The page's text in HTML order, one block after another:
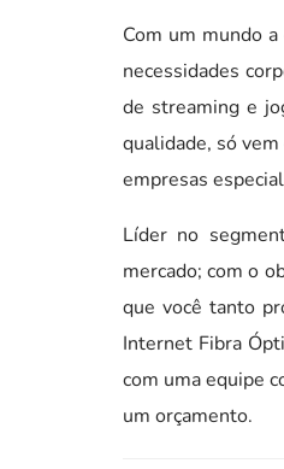
Com um mundo
necessidades
de streaming e
qualidade, só
empresas
Líder no
mercado; com o
que você tanto
Internet Fibra
com uma equipe
um orçamento.